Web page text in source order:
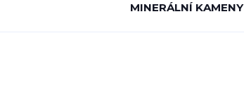
MINERÁLNÍ KAMENY